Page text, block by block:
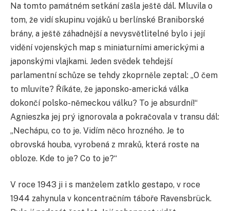
Na tomto památném setkání zašla ještě dál. Mluvila o
tom, že vidí skupinu vojáků u berlínské Braniborské
brány, a ještě záhadnější a nevysvětlitelné bylo i její
vidění vojenských map s miniaturními americkými a
japonskými vlajkami. Jeden svědek tehdejší
parlamentní schůze se tehdy zkoprněle zeptal: „O čem
to mluvíte? Říkáte, že japonsko-americká válka
dokončí polsko-německou válku? To je absurdní!“
Agnieszka jej prý ignorovala a pokračovala v transu dál:
„Nechápu, co to je. Vidím něco hrozného. Je to
obrovská houba, vyrobená z mraků, která roste na
obloze. Kde to je? Co to je?“
V roce 1943 ji i s manželem zatklo gestapo, v roce
1944 zahynula v koncentračním táboře Ravensbrück.